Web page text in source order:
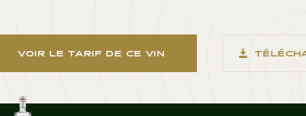
VOIR LE TARIF DE CE VIN